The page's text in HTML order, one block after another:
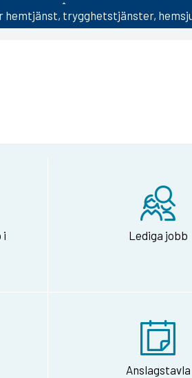
hemtjänst, trygghetstjänster,
i
Lediga jobb
Anslagstavla